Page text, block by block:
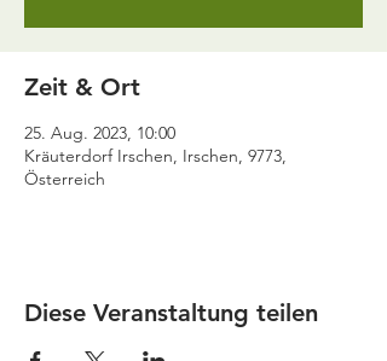
Zeit & Ort
25. Aug. 2023, 10:00
Kräuterdorf Irschen, Irschen, 9773,
Österreich
Diese Veranstaltung teilen